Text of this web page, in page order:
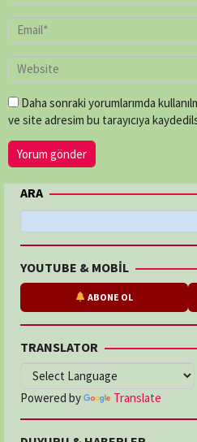
Daha sonraki yorumlarımda
ve site adresim bu tarayıcıya
ARA
YOUTUBE & MOBİL
ABONE OL
TRANSLATOR
Powered by Translate